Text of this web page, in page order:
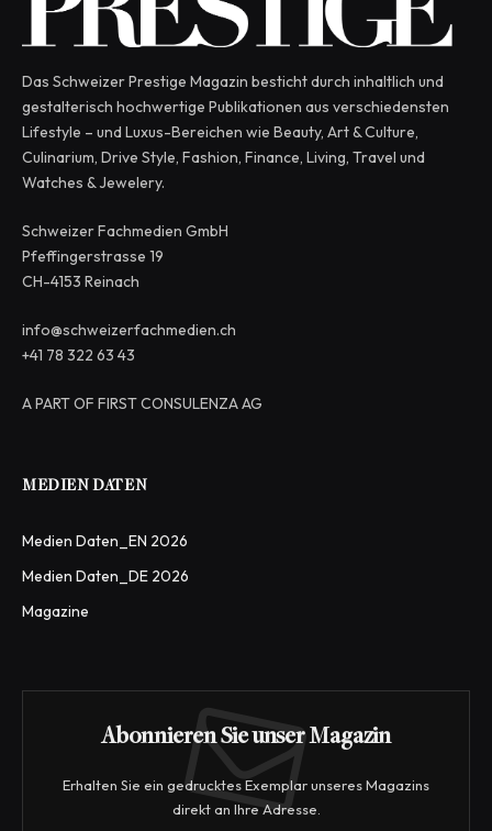
Das Schweizer Prestige Magazin besticht durch inhaltlich und
gestalterisch hochwertige Publikationen aus verschiedensten
Lifestyle – und Luxus-Bereichen wie Beauty, Art & Culture,
Culinarium, Drive Style, Fashion, Finance, Living, Travel und
Watches & Jewelery.
Schweizer Fachmedien GmbH
Pfeffingerstrasse 19
CH-4153 Reinach
info@schweizerfachmedien.ch
+41 78 322 63 43
A PART OF FIRST CONSULENZA AG
MEDIEN DATEN
Medien Daten_EN 2026
Medien Daten_DE 2026
Magazine
Abonnieren Sie unser Magazin
Erhalten Sie ein gedrucktes Exemplar unseres Magazins
direkt an Ihre Adresse.